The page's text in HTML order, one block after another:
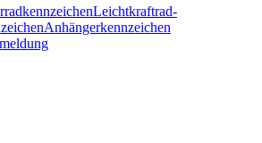
Leichtkraftrad­
Anhängerkennzeichen